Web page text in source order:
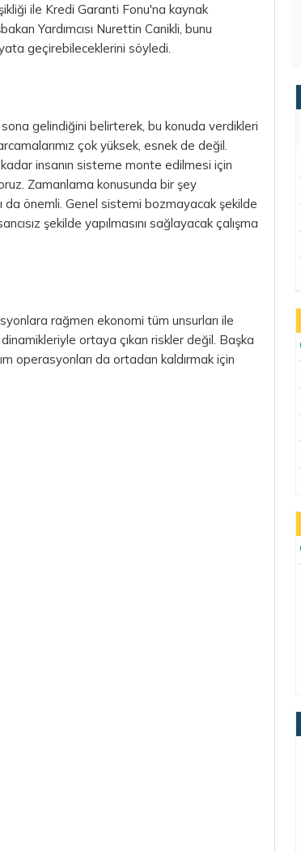
ile Kredi Garanti Fonu'na kaynak
Yardımcısı Nurettin Canikli, bunu
geçirebileceklerini söyledi.
gelindiğini belirterek, bu konuda verdikleri
çok yüksek, esnek de değil.
insanın sisteme monte edilmesi için
Zamanlama konusunda bir şey
da önemli. Genel sistemi bozmayacak şekilde
şekilde yapılmasını sağlayacak çalışma
rağmen ekonomi tüm unsurları ile
ortaya çıkan riskler değil. Başka
operasyonları da ortadan kaldırmak için